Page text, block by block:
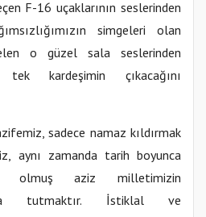
F-16 uçaklarının seslerinden
simgeleri olan
o güzel sala seslerinden
kardeşimin çıkacağını
sadece namaz kıldırmak
aynı zamanda tarih boyunca
olmuş aziz milletimizin
tutmaktır. İstiklal ve